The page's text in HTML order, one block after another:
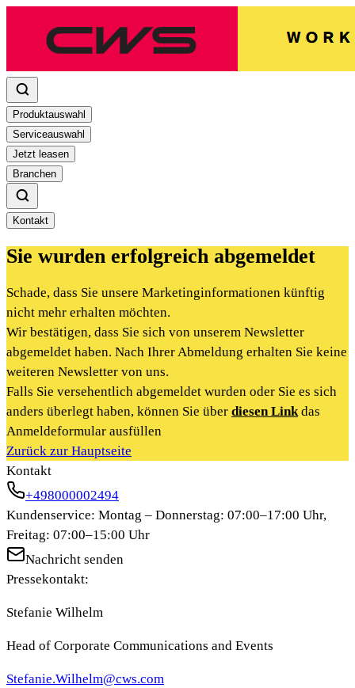
Produktauswahl
Serviceauswahl
Jetzt leasen
Branchen
Kontakt
Sie wurden erfolgreich abgemeldet
Schade, dass Sie unsere Marketinginformationen künftig
nicht mehr erhalten möchten.
Wir bestätigen, dass Sie sich von unserem Newsletter
abgemeldet haben. Nach Ihrer Abmeldung erhalten Sie keine
weiteren Newsletter von uns.
Falls Sie versehentlich abgemeldet wurden oder Sie es sich
anders überlegt haben, können Sie über diesen Linkdas
Anmeldeformular ausfüllen
Zurück zur Hauptseite
Kontakt
+498000002494
Kundenservice: Montag – Donnerstag: 07:00–17:00 Uhr,
Freitag: 07:00–15:00 Uhr
Nachricht senden
Pressekontakt:
Stefanie Wilhelm
Head of Corporate Communications and Events
Stefanie.Wilhelm@cws.com